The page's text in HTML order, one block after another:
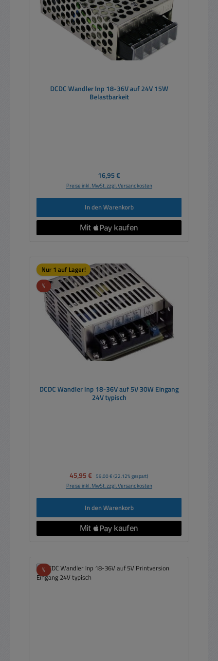
DCDC Wandler Inp 18-36V auf 24V 15W
Belastbarkeit
Regulärer Preis:
16,95 €
Preise inkl. MwSt. zzgl. Versandkosten
In den Warenkorb
Nur 1 auf Lager!
%Rabatt
DCDC Wandler Inp 18-36V auf 5V 30W Eingang
24V typisch
Verkaufspreis:
45,95 € Regulärer Preis:
59,00 € (22.12% gespart)
Preise inkl. MwSt. zzgl. Versandkosten
In den Warenkorb
%Rabatt